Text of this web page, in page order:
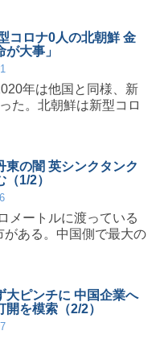
コロナ0人の北朝鮮 金
大事」
年は他国と同様、新
た。北朝鮮は新型コロ
東の闇 英シンクタンク
1/2）
メートルに渡っている
ある。中国側で最大の
大ピンチに 中国企業へ
を模索（2/2）